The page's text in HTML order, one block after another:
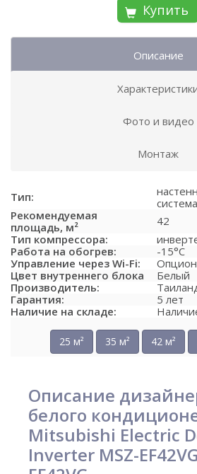
Купить
Описание
Фото и видео
Монтаж
Тип:
система
Рекомендуемая
площадь, м²
42
Тип компрессора:
Работа на обогрев:
-15°C
Управление через Wi-Fi:
Цвет внутреннего блока
Белый
Производитель:
Гарантия:
5 лет
Наличие на складе:
25 м² 35 м² 42 м²
Описание
белого
Mitsubishi Electric
Inverter MSZ-